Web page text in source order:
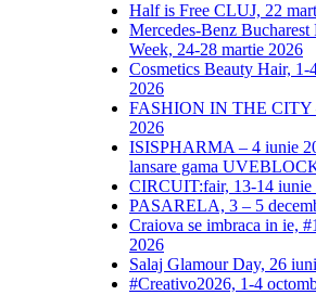
Half is Free CLUJ, 22
Mercedes-Benz Bucharest
Week, 24-28 martie 2026
Cosmetics Beauty Hair, 1-
2026
FASHION IN THE CITY
2026
ISISPHARMA – 4 iunie
lansare gama
CIRCUIT:fair, 13-14 iunie
PASARELA, 3 – 5
Craiova se imbraca in ie,
2026
Salaj Glamour Day, 26
#Creativo2026, 1-4